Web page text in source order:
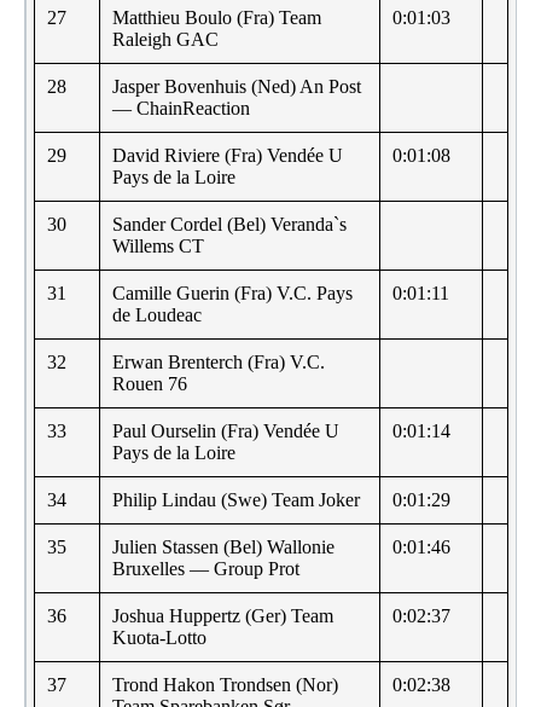
27
Matthieu Boulo (Fra) Team
Raleigh GAC
0:01:03
28
Jasper Bovenhuis (Ned) An Post
— ChainReaction
29
David Riviere (Fra) Vendée U
Pays de la Loire
0:01:08
30
Sander Cordel (Bel) Veranda`s
Willems CT
31
Camille Guerin (Fra) V.C. Pays
de Loudeac
0:01:11
32
Erwan Brenterch (Fra) V.C.
Rouen 76
33
Paul Ourselin (Fra) Vendée U
Pays de la Loire
0:01:14
34 Philip Lindau (Swe) Team Joker 0:01:29
35
Julien Stassen (Bel) Wallonie
Bruxelles — Group Prot
0:01:46
36
Joshua Huppertz (Ger) Team
Kuota-Lotto
0:02:37
37
Trond Hakon Trondsen (Nor)
0:02:38